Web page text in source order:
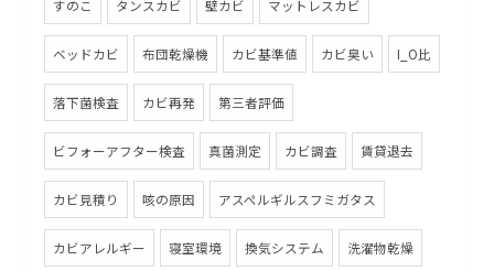
すのこ タンスカビ 壁カビ マットレスカビ
ベッドカビ 布団乾燥機 カビ基準値 カビ臭い I_O比
落下菌検査 カビ再発 第三者評価
ビフォーアフター検査 真菌測定 カビ調査 賃貸退去
カビ見積り 咳の原因 アスペルギルスフミガタス
カビアレルギー 寝室環境 換気システム 洗濯物乾燥